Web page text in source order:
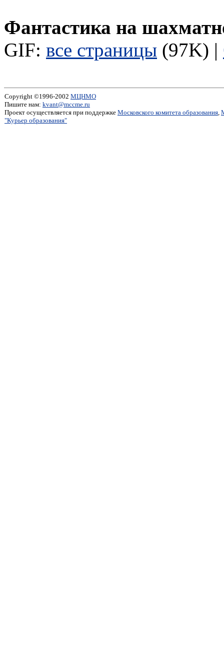
Фантастика на
GIF: все страницы (97K) |
Copyright ©1996-2002 МЦНМО
Пишите нам: kvant@mccme.ru
Проект осуществляется при поддержке Московского комитета образования,
"Курьер образования"